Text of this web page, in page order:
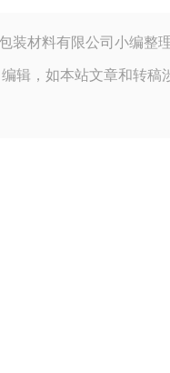
包装材料有限公司小编
辑，如本站文章和转